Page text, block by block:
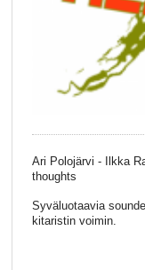
Ari Polojärvi - Ilkka
thoughts
Syväluotaavia
kitaristin voimin.